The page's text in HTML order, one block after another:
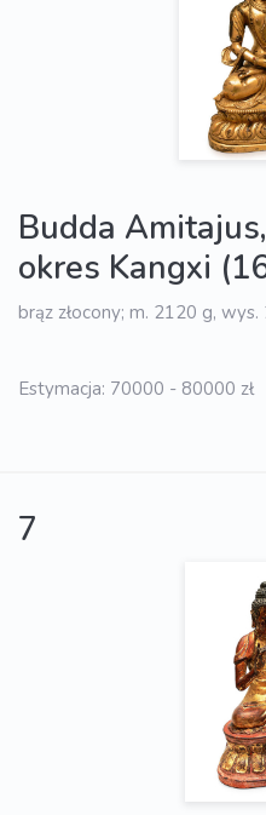
Budda
okres Kangxi
brąz złocony; m. 2120 g, wys.
Estymacja: 70000 - 80000 zł
7